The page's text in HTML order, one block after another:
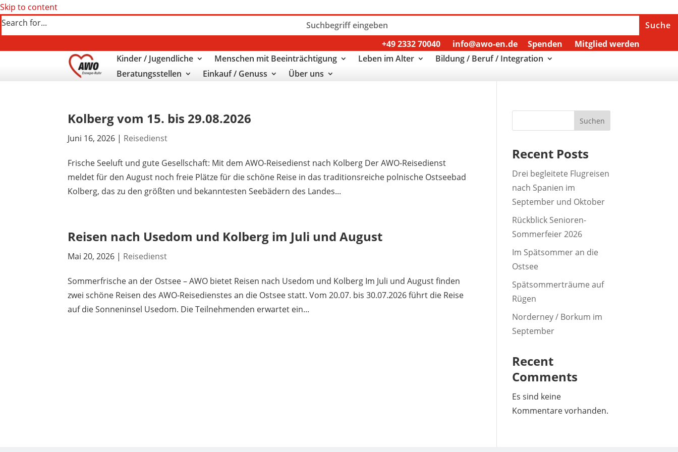
Skip to content
Search for...
+49 2332 70040
info@awo-en.de Spenden
Mitglied werden
Kinder / Jugendliche
Menschen mit Beeinträchtigung Leben im Alter
Bildung / Beruf / Integration
Beratungsstellen
Einkauf / Genuss Über uns
Kolberg vom 15. bis 29.08.2026
Juni 16, 2026 | Reisedienst
Frische Seeluft und gute Gesellschaft: Mit dem AWO-Reisedienst nach Kolberg Der AWO-Reisedienst
meldet für den August noch freie Plätze für die schöne Reise in das traditionsreiche polnische Ostseebad
Kolberg, das zu den größten und bekanntesten Seebädern des Landes...
Reisen nach Usedom und Kolberg im Juli und August
Mai 20, 2026 | Reisedienst
Sommerfrische an der Ostsee – AWO bietet Reisen nach Usedom und Kolberg Im Juli und August finden
zwei schöne Reisen des AWO-Reisedienstes an die Ostsee statt. Vom 20.07. bis 30.07.2026 führt die Reise
auf die Sonneninsel Usedom. Die Teilnehmenden erwartet ein...
Suchen
Recent Posts
Drei begleitete Flugreisen
nach Spanien im
September und Oktober
Rückblick Senioren-
Sommerfeier 2026
Im Spätsommer an die
Ostsee
Spätsommerträume auf
Rügen
Norderney / Borkum im
September
Recent
Comments
Es sind keine
Kommentare vorhanden.